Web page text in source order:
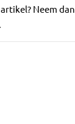
Neem dan